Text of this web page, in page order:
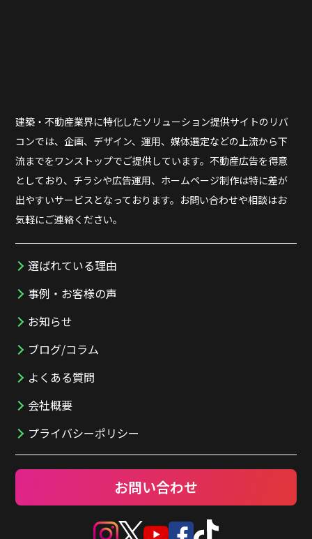
建築・不動産業界に特化したソリューション提供サイトのリバ
コンでは、企画、デザイン、運用、媒体選定などの上流から下
流までをワンストップでご提供しています。不動産広告を得意
としており、チラシや広告運用、ホームページ制作は特に差が
出やすいサービスとなっております。お問い合わせや相談はお
気軽にご連絡ください。
選ばれている理由
事例・お客様の声
お知らせ
ブログ/コラム
よくある質問
会社概要
プライバシーポリシー
お問い合わせ